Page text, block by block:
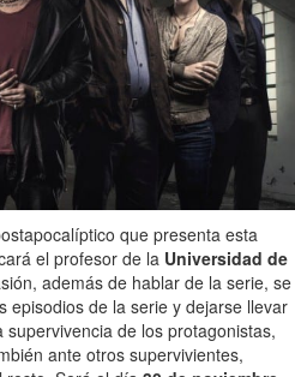
que presenta esta
el profesor de la Universidad de
además de hablar de la serie, se
episodios de la serie y dejarse llevar
de los protagonistas,
ante otros supervivientes,